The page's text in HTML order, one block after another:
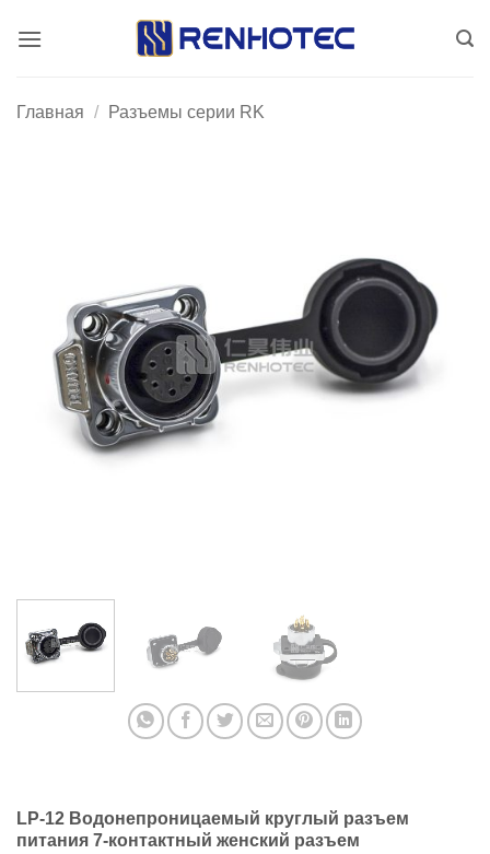
Главная / Разъемы серии RK
LP-12 Водонепроницаемый круглый разъем
питания 7-контактный женский разъем